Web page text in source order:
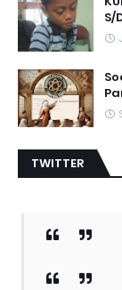
S/
TWITTER